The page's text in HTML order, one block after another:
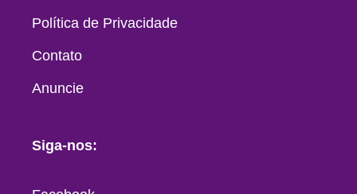
Política de Privacidade
Contato
Anuncie
Siga-nos: